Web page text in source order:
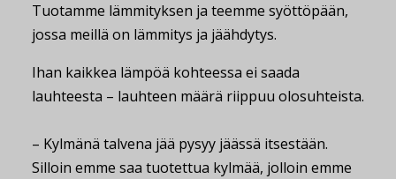
Tuotamme lämmityksen ja teemme syöttöpään,
jossa meillä on lämmitys ja jäähdytys.
Ihan kaikkea lämpöä kohteessa ei saada
lauhteesta – lauhteen määrä riippuu olosuhteista.
– Kylmänä talvena jää pysyy jäässä itsestään.
Silloin emme saa tuotettua kylmää, jolloin emme